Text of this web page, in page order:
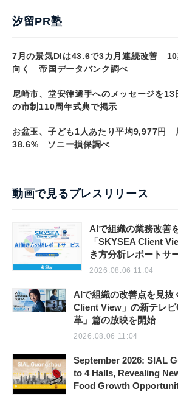
汐留PR塾
7月の景気DIは43.6で3カ月連続改善 10
向く 帝国データバンク調べ
尼崎市、堂安律選手へのメッセージを
の市制110周年式典で掲示
お盆玉、子ども1人あたり平均9,977円
38.6% ソニー損保調べ
動画で見るプレスリリース
AIで組織の業務改善
「SKYSEA Client
き方分析レポートサ
2026.08.06 11:04
AIで組織の改善点を見抜
Client View」の新テレ
革」篇の放映を開始
2026.08.06 11:04
September 2026: SIAL
to 4 Halls, Revealing
Food Growth